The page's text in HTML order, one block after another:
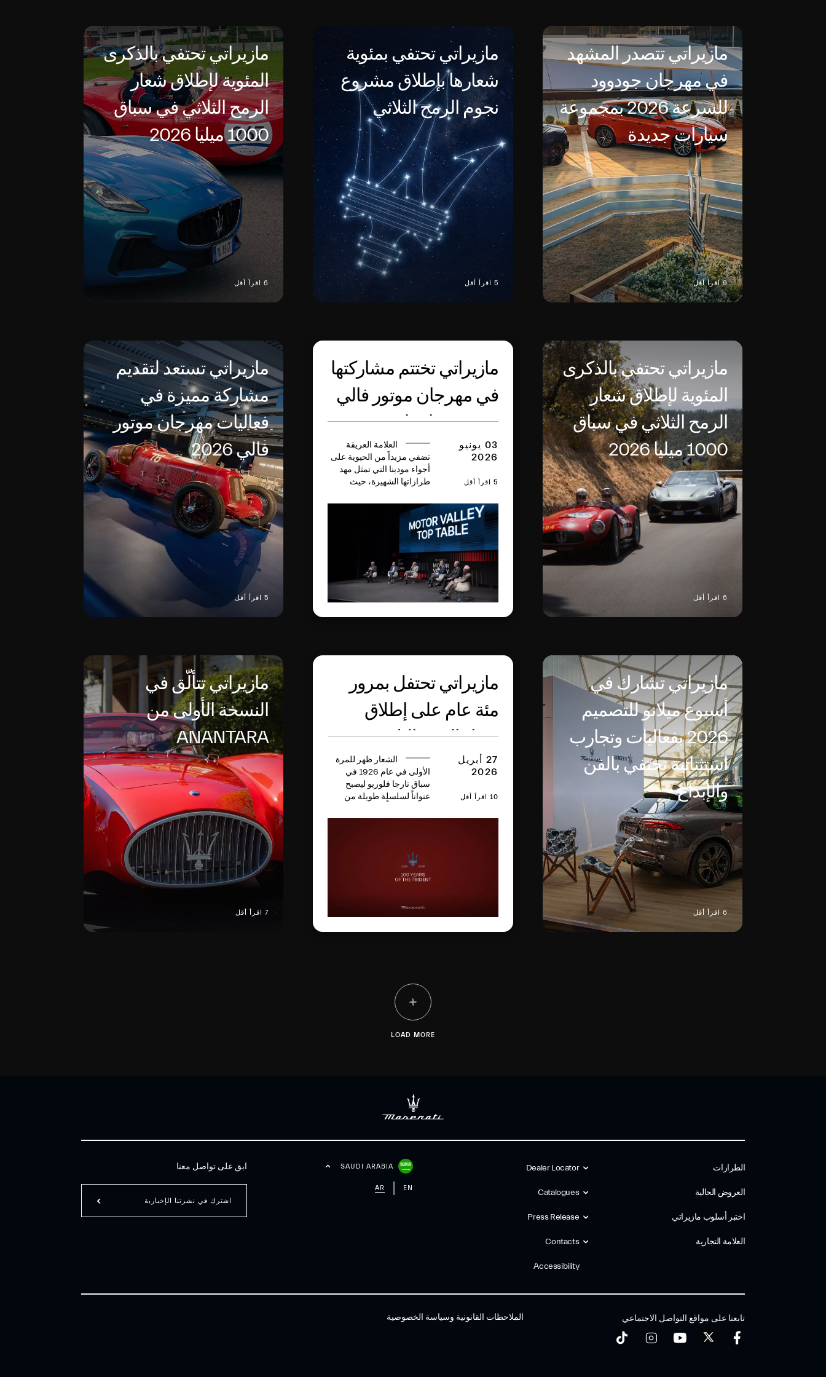
مازيراتي تتصدر المشهد
في مهرجان جودوود
للسرعة 2026 بمجموعة
سيارات جديدة
9 اقرأ أقل
مازيراتي تحتفي بمئوية
شعارها بإطلاق مشروع
نجوم الرمح الثلاثي
5 اقرأ أقل
مازيراتي تحتفي بالذكرى
المئوية لإطلاق شعار
الرمح الثلاثي في سباق
1000 ميليا 2026
6 اقرأ أقل
مازيراتي تحتفي بالذكرى
المئوية لإطلاق شعار
الرمح الثلاثي في سباق
1000 ميليا 2026
6 اقرأ أقل
مازيراتي تختتم مشاركتها
في مهرجان موتور فالي
2026 بنجاح باهر ينسجم
مع قيم التراث العريق
والابتكار والمستقبل
03 يونيو
2026
5 اقرأ أقل
العلامة العريقة
تضفي مزيداً من الحيوية على
أجواء مودينا التي تمثل مهد
طرازاتها الشهيرة، حيث
سيارة MCPURA الرياضية
الخارقة بلون إيه آي أكوا رينبو
الجديد من إبداع برنامج
في فناء أكاديمية مودينا
العسكرية العريقة، بالإضافة
إلى جلسات حوار الرمح
للعلامة، وذلك بالتزامن مع
الاحتفاء بالذكرى المئوية
مازيراتي تستعد لتقديم
مشاركة مميزة في
فعاليات مهرجان موتور
فالي 2026
5 اقرأ أقل
مازيراتي تشارك في
أسبوع ميلانو للتصميم
2026 بفعاليات وتجارب
استثنائية تحتفي بالفن
والإبداع
6 اقرأ أقل
مازيراتي تحتفل بمرور
مئة عام على إطلاق
شعار الرمح الثلاثي
27 أبريل
2026
10 اقرأ أقل
الشعار ظهر للمرة
الأولى في عام 1926 في
سباق تارجا فلوريو ليصبح
عنواناً لسلسلٍة طويلة من
الاستثنائية والإنجازات التقنية،
مازيراتي تتألّق في
النسخة الأولى من
ANANTARA
7 اقرأ أقل
LOAD MORE
الطرازات
العروض الحالية
اختبر أسلوب مازیراتي
العلامة التجارية
Dealer Locator
Catalogues
Press Release
Contacts
Accessibility
SAUDI ARABIA
EN
AR
ابق على تواصل معنا
اشترك في نشرتنا الإخبارية
تابعنا على مواقع التواصل الاجتماعي الملاحظات القانونية وسياسة الخصوصية